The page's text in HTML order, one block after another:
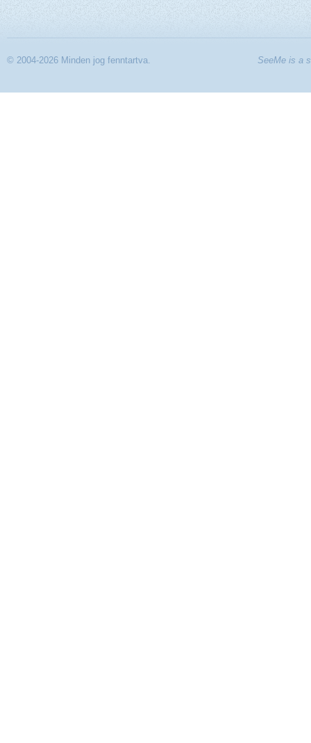
© 2004-2026 Minden jog fenntartva. SeeMe is a